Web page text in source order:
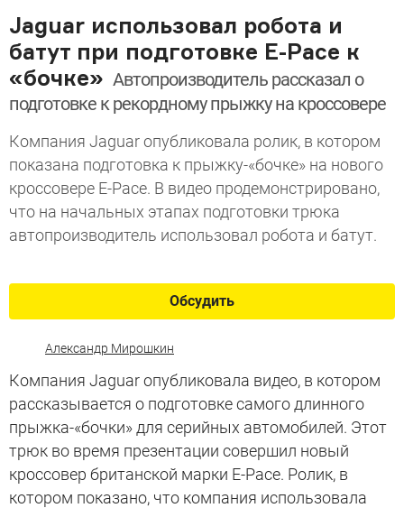
Jaguar использовал робота и
батут при подготовке E-Pace к
«бочке» Автопроизводитель рассказал о
подготовке к рекордному прыжку на кроссовере
Компания Jaguar опубликовала ролик, в котором
показана подготовка к прыжку-«бочке» на нового
кроссовере E-Pace. В видео продемонстрировано,
что на начальных этапах подготовки трюка
автопроизводитель использовал робота и батут.
Обсудить
Александр Мирошкин
Компания Jaguar опубликовала видео, в котором
рассказывается о подготовке самого длинного
прыжка-«бочки» для серийных автомобилей. Этот
трюк во время презентации совершил новый
кроссовер британской марки E-Pace. Ролик, в
котором показано, что компания использовала